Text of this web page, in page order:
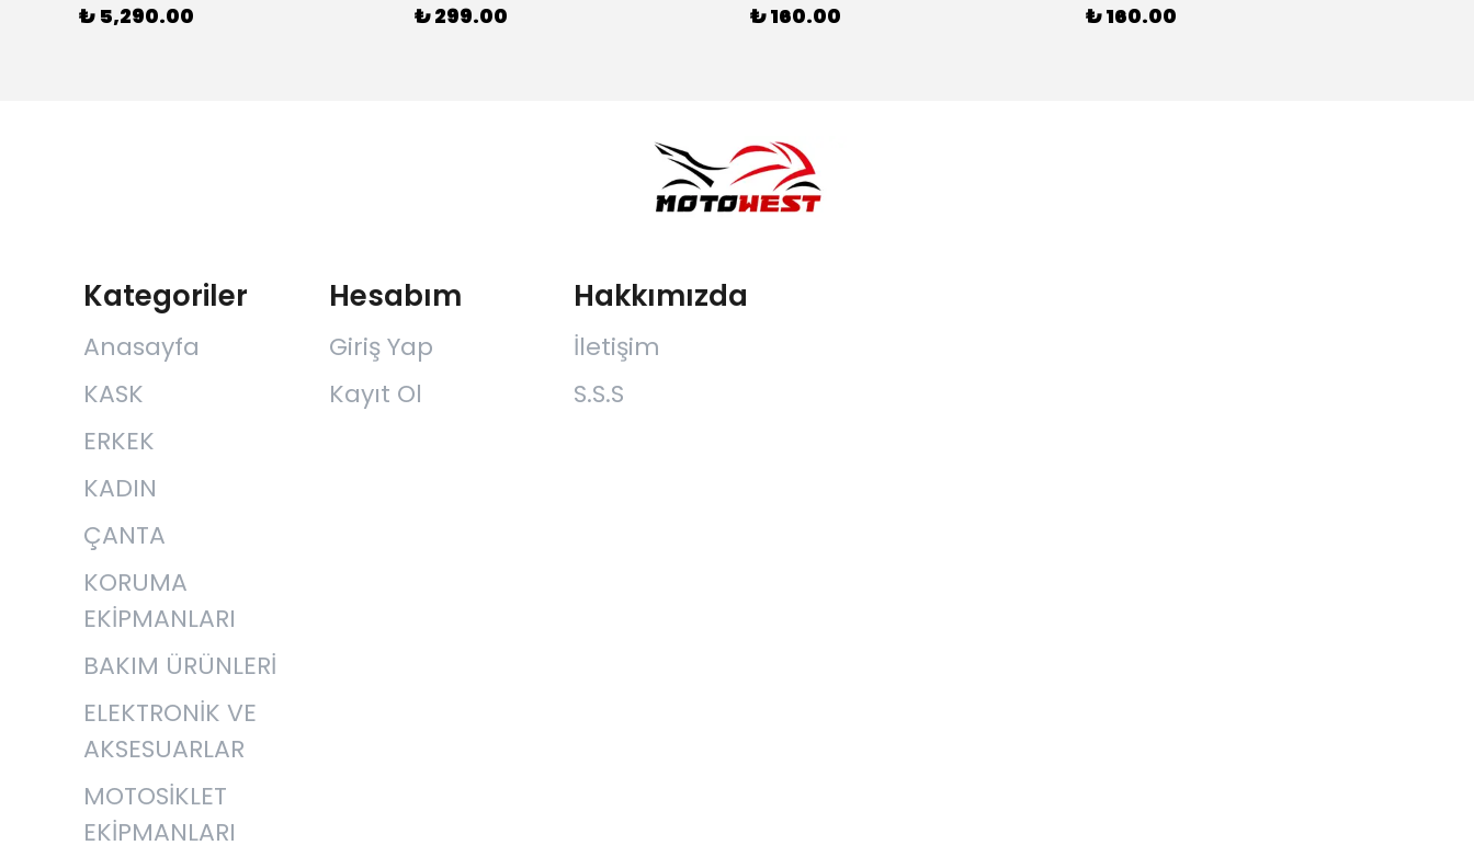
₺ 5,290.00 ₺ 299.00 ₺ 160.00 ₺ 160.00
Kategoriler
Anasayfa
KASK
ERKEK
KADIN
ÇANTA
KORUMA
EKİPMANLARI
BAKIM ÜRÜNLERİ
ELEKTRONİK VE
AKSESUARLAR
MOTOSİKLET
EKİPMANLARI
Hesabım
Giriş Yap
Kayıt Ol
Hakkımızda
İletişim
S.S.S